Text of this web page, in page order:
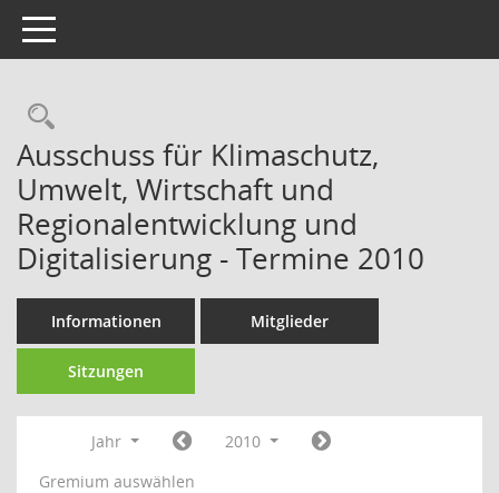
Toggle navigation
Rechercheauswahl
Ausschuss für Klimaschutz,
Umwelt, Wirtschaft und
Regionalentwicklung und
Digitalisierung - Termine 2010
Informationen Mitglieder
Sitzungen
Jahr
2010
Gremium auswählen